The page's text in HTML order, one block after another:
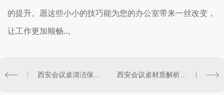
的提升。愿这些小小的技巧能为您的办公室带来一丝改变，
让工作更加顺畅..。